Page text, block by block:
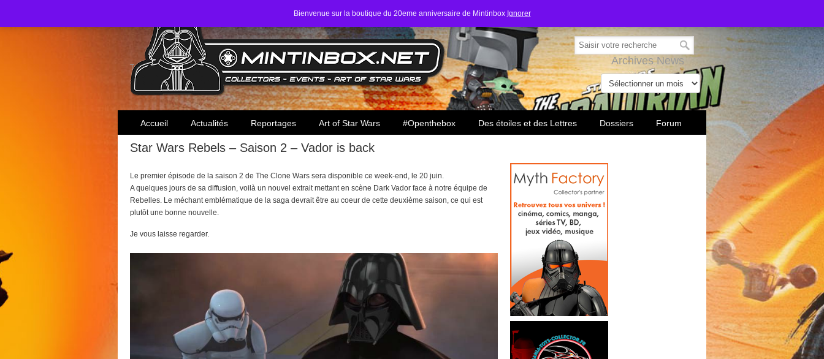
Bienvenue sur la boutique du 20eme anniversaire de Mintinbox Ignorer
Toute l'actualité des collectionneurs Star Wars
Archives News
Accueil Actualités Reportages Art of Star Wars #Openthebox Des étoiles et des Lettres Dossiers Forum
Star Wars Rebels – Saison 2 – Vador is back
Le premier épisode de la saison 2 de The Clone Wars sera disponible ce week-end, le 20 juin.
A quelques jours de sa diffusion, voilà un nouvel extrait mettant en scène Dark Vador face à notre équipe de
Rebelles. Le méchant emblématique de la saga devrait être au coeur de cette deuxième saison, ce qui est
plutôt une bonne nouvelle.
Je vous laisse regarder.